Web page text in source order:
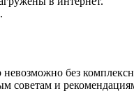
без
советам и